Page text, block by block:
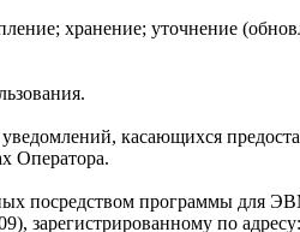
хранение; уточнение
касающихся
Оператора.
посредством программы для
по